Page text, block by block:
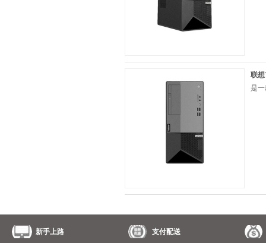
联
是
新手上路
支付配送